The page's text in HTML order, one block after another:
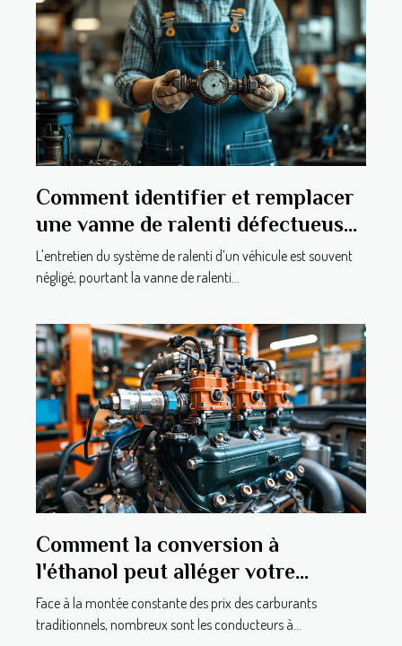
Comment identifier et remplacer
une vanne de ralenti défectueuse
?
L'entretien du système de ralenti d’un véhicule est souvent
négligé, pourtant la vanne de ralenti...
Comment la conversion à
l'éthanol peut alléger votre
budget carburant
Face à la montée constante des prix des carburants
traditionnels, nombreux sont les conducteurs à...